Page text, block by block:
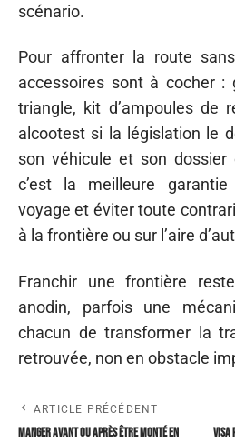
scénario.
Pour affronter la route
accessoires sont à cocher :
triangle, kit d’ampoules de
alcootest si la législation le
son véhicule et son
c’est la meilleure
voyage et éviter toute
à la frontière ou sur l’aire
Franchir une frontière
anodin, parfois une
chacun de transformer la
retrouvée, non en obstacle
ARTICLE PRÉCÉDENT
Manger avant ou après être monté en